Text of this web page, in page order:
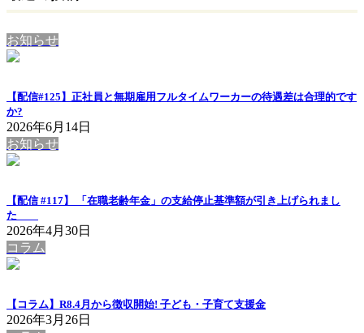
お知らせ
【配信#125】正社員と無期雇用フルタイムワーカーの待遇差は合理的です
か?
2026年6月14日
お知らせ
【配信 #117】 「在職老齢年金」の支給停止基準額が引き上げられまし
た
2026年4月30日
コラム
【コラム】R8.4月から徴収開始! 子ども・子育て支援金
2026年3月26日